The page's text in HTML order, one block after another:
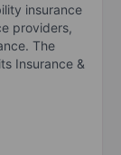
insurance
providers,
The
Insurance &